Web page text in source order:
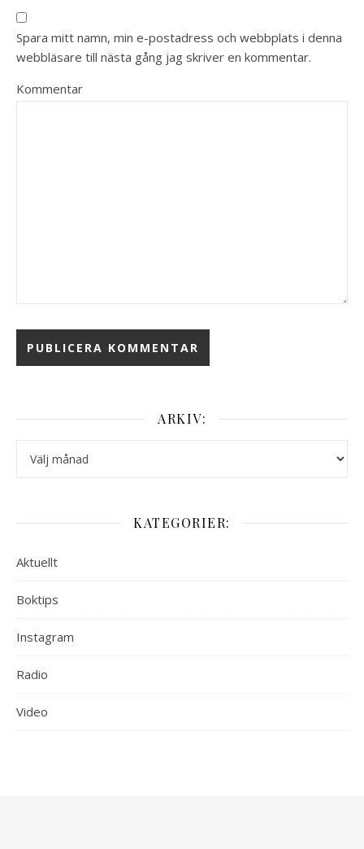
Spara mitt namn, min e-postadress och webbplats i denna
webbläsare till nästa gång jag skriver en kommentar.
Kommentar
ARKIV:
KATEGORIER:
Aktuellt
Boktips
Instagram
Radio
Video